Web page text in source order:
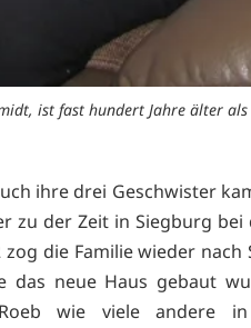
ist fast hundert Jahre älter
ihre drei Geschwister
zu der Zeit in Siegburg
die Familie wieder nach
das neue Haus gebaut
wie viele andere